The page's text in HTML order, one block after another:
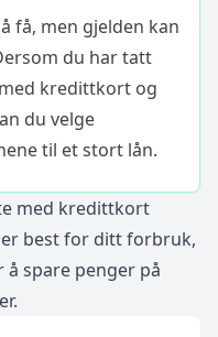
få, men gjelden kan
du har tatt
kredittkort og
du velge
til et stort lån.
med kredittkort
best for ditt forbruk,
spare penger på